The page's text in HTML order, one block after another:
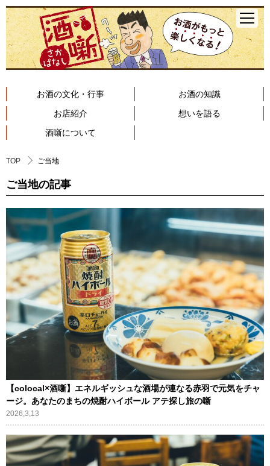
お酒の文化・行事
お酒の知識
お店紹介
想いを語る
酒噺について
TOP ご当地
ご当地の記事
【colocal×酒噺】エネルギッシュな酒場が連なる赤羽で元気をチャ
ージ。あなたのまちの焼酎ハイボール アテ探し旅の噺
2026,3,13